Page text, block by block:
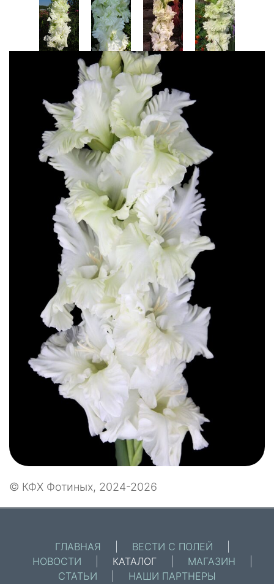
© КФХ Фотиных, 2024-2026
ГЛАВНАЯ ВЕСТИ С ПОЛЕЙ
НОВОСТИ
КАТАЛОГ МАГАЗИН
СТАТЬИ
НАШИ ПАРТНЕРЫ